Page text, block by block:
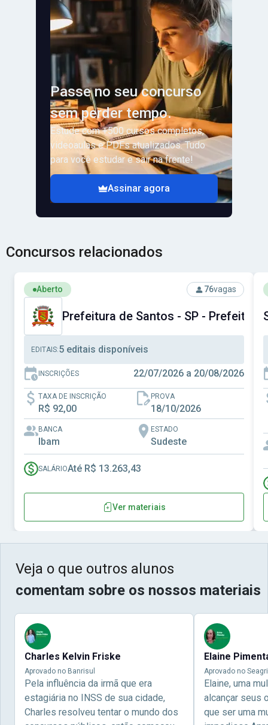
Passe no seu concurso
sem perder tempo.
Estude com +500 cursos completos,
videoaulas e PDFs atualizados. Tudo
para você estudar e sair na frente!
Assinar agora
Concursos relacionados
Ver concurso: Prefeitura de Santos - SP - Prefeitura
Aberto 76vagas
Prefeitura de Santos - SP - Prefeitura
EDITAIS:5 editais disponíveis
INSCRIÇÕES 22/07/2026 a 20/08/2026
TAXA DE INSCRIÇÃO
R$ 92,00
PROVA
18/10/2026
BANCA
Ibam
ESTADO
Sudeste
SALÁRIOAté R$ 13.263,43
Ver materiais
Veja o que outros alunos
comentam sobre os nossos materiais
Charles Kelvin Friske
Aprovado no Banrisul
Pela influência da irmã que era
estagiária no INSS de sua cidade,
Charles resolveu tentar o mundo dos
Elaine
Aprovado no
Elaine, uma
alcançar seus
que ser uma